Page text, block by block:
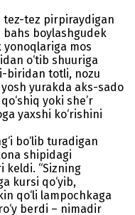
tez-tez pirpiraydigan
boylashgudek
yonoqlariga mos
o‘tib shuuriga
biridan totli, nozu
yosh yurakda aks-sado
yoki she’r
yaxshi ko‘rishini
bo‘lib turadigan
shipidagi
keldi. “Sizning
kursi qo‘yib,
qo‘li lampochkaga
berdi – nimadir